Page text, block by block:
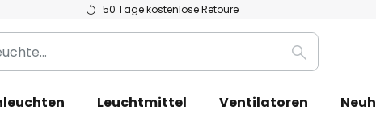
50 Tage kostenlose Retoure
Suche
Leuchtmittel Ventilatoren